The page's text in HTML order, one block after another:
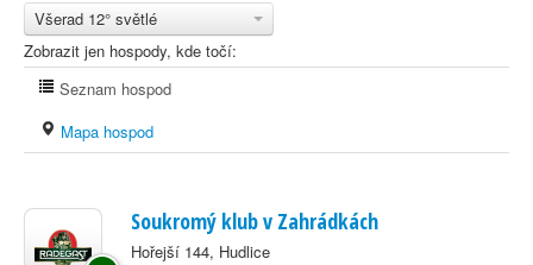
Všerad 12° světlé
Zobrazit jen hospody, kde točí:
Seznam hospod
Mapa hospod
Soukromý klub v Zahrádkách
Hořejší 144, Hudlice